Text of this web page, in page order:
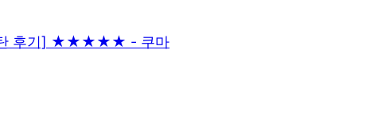
탄 후기] ★★★★★ - 쿠마